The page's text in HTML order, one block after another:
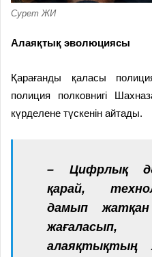
Сурет ЖИ
Алаяқтық эволюциясы
Қарағанды қаласы
полиция полковнигі
күрделене түскенін айтады.
– Цифрлық
қарай,
дамып
алаяқтықтың